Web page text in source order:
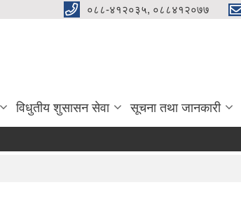
०८८-४१२०३५, ०८८४१२०७७
विधुतीय शुसासन सेवा सूचना तथा जानकारी